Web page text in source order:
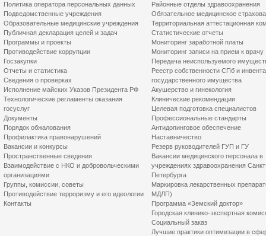
Политика оператора персональных данных
Подведомственные учреждения
Образовательные медицинские учреждения
Публичная декларация целей и задач
Программы и проекты
Противодействие коррупции
Госзакупки
Отчеты и статистика
Сведения о проверках
Исполнение майских Указов Президента РФ
Технологические регламенты оказания
госуслуг
Документы
Порядок обжалования
Профилактика правонарушений
Вакансии и конкурсы
Пространственные сведения
Взаимодействие с НКО и добровольческими
организациями
Группы, комиссии, советы
Противодействие терроризму и его идеологии
Контакты
Районные отделы здравоохранения
Обязательное медицинское
Территориальная аттестационная
Статистические отчеты
Мониторинг заработной платы
Мониторинг записи на прием к врачу
Передача неиспользуемого
Реестр собственности СПб и
государственного имущества
Акушерство и гинекология
Клинические рекомендации
Целевая подготовка специалистов
Профессиональные стандарты
Антидопинговое обеспечение
Наставничество
Резерв руководителей ГУП и ГУ
Вакансии медицинского персонала в
учреждениях здравоохранения
Петербурга
Маркировка лекарственных
МДЛП)
Программа «Земский доктор»
Городская клинико-экспертная
Социальный заказ
Лучшие практики оптимизации в